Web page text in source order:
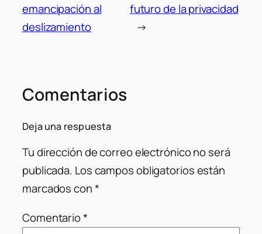
emancipación al
deslizamiento
futuro de la privacidad
→
Comentarios
Deja una respuesta
Tu dirección de correo electrónico no será
publicada. Los campos obligatorios están
marcados con*
Comentario*